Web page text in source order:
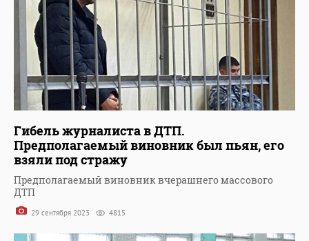
Гибель журналиста в ДТП.
Предполагаемый виновник был пьян, его
взяли под стражу
Предполагаемый виновник вчерашнего массового
ДТП
29 сентября 2023 4815